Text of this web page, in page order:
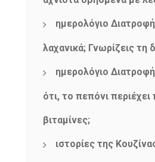
ημερολόγιο
λαχανικά; Γνωρίζεις τη
ημερολόγιο
ότι, το πεπόνι
βιταμίνες;
ιστορίες της